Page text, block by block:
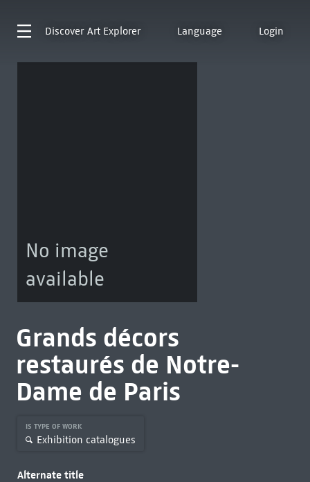
Discover Art Explorer Language Login
No image
available
Grands décors
restaurés de Notre-
Dame de Paris
IS TYPE OF WORK
Exhibition catalogues
Alternate title